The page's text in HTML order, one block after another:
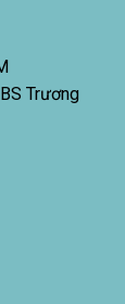
Trương